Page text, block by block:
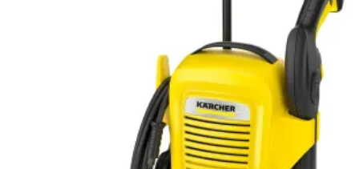
Εσωτερικής Χρήσης
Εξωτερικής Χρήσης
Ειδικών Εφαρμογών
Μετάλλου και Ξύλου
Δομικά
Ξηρά Δόμηση
Κονιάματα ➜
Επισκευαστικά
Κόλλες Πλακιδίων
Πρόσμικτα